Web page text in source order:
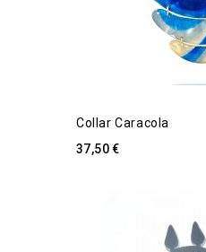
Collar Caracola
37,50 €